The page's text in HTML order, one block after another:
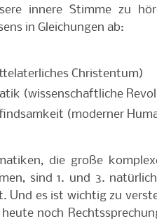
innere Stimme zu
in Gleichungen ab:
Christentum)
(wissenschaftliche
(moderner
die große
sind 1. und 3.
Und es ist wichtig zu
noch